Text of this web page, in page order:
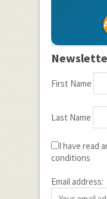
First Name
Last Name
I have read
conditions
Email address: